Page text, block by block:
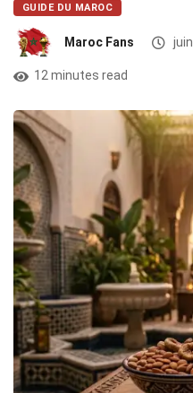
GUIDE DU MAROC
Maroc Fans
12 minutes read